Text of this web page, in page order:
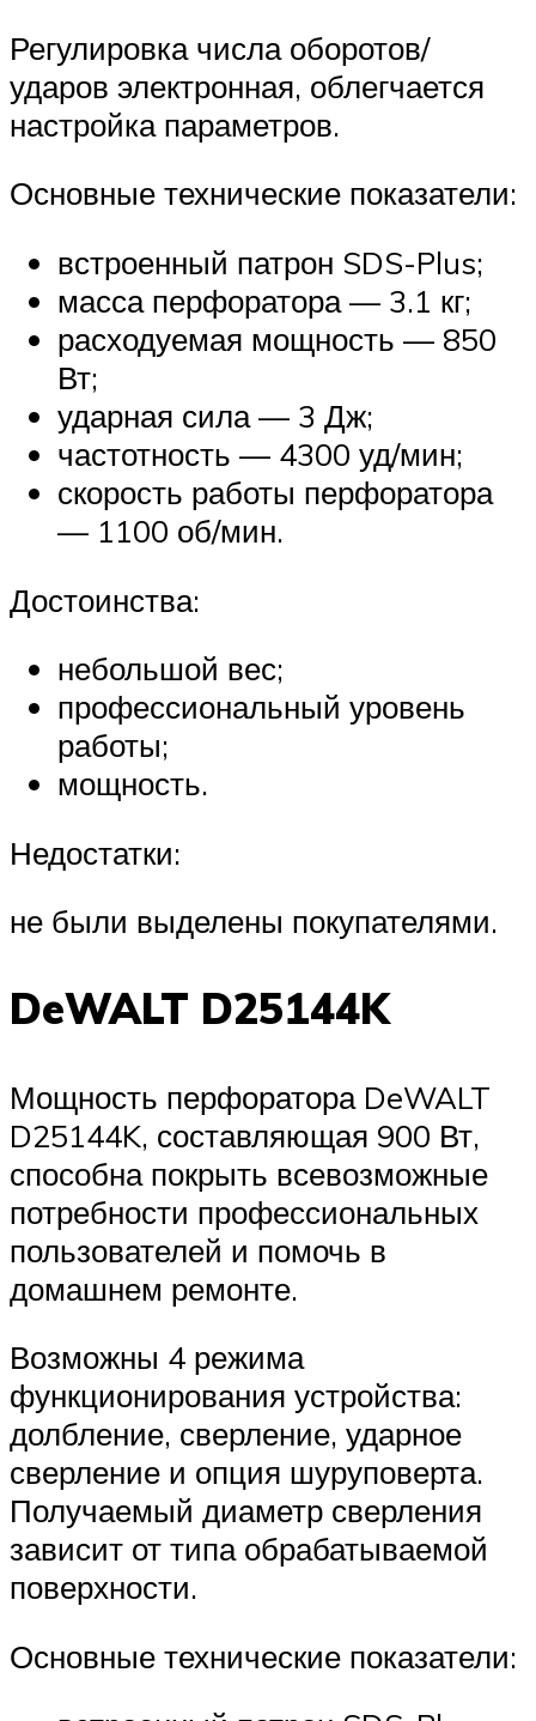
Регулировка числа оборотов/
ударов электронная, облегчается
настройка параметров.
Основные технические показатели:
встроенный патрон SDS-Plus;
масса перфоратора — 3.1 кг;
расходуемая мощность — 850
Вт;
ударная сила — 3 Дж;
частотность — 4300 уд/мин;
скорость работы перфоратора
— 1100 об/мин.
Достоинства:
небольшой вес;
профессиональный уровень
работы;
мощность.
Недостатки:
не были выделены покупателями.
DeWALT D25144K
Мощность перфоратора DeWALT
D25144K, составляющая 900 Вт,
способна покрыть всевозможные
потребности профессиональных
пользователей и помочь в
домашнем ремонте.
Возможны 4 режима
функционирования устройства:
долбление, сверление, ударное
сверление и опция шуруповерта.
Получаемый диаметр сверления
зависит от типа обрабатываемой
поверхности.
Основные технические показатели: